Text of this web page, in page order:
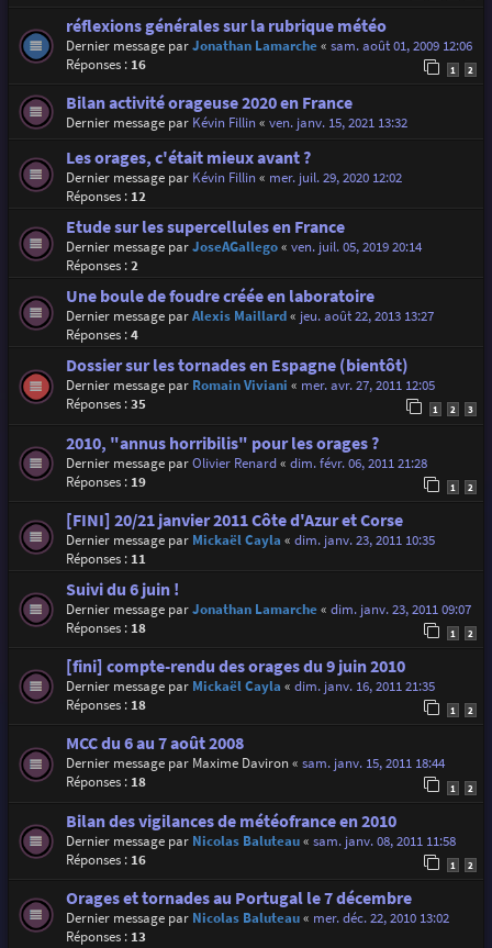
réflexions générales sur la rubrique météo
Dernier message parJonathan Lamarche« sam. août 01, 2009 12:06
Réponses : 16 1 2
Bilan activité orageuse 2020 en France
Dernier message par Kévin Fillin« ven. janv. 15, 2021 13:32
Les orages, c'était mieux avant ?
Dernier message par Kévin Fillin« mer. juil. 29, 2020 12:02
Réponses : 12
Etude sur les supercellules en France
Dernier message parJoseAGallego« ven. juil. 05, 2019 20:14
Réponses :2
Une boule de foudre créée en laboratoire
Dernier message parAlexis Maillard« jeu. août 22, 2013 13:27
Réponses :4
Dossier sur les tornades en Espagne (bientôt)
Dernier message par Romain Viviani « mer. avr. 27, 2011 12:05
Réponses :35 1 2 3
2010, "annus horribilis" pour les orages ?
Dernier message parOlivier Renard« dim. févr. 06, 2011 21:28
Réponses : 19 1 2
[FINI] 20/21 janvier 2011 Côte d'Azur et Corse
Dernier message par Mickaël Cayla « dim. janv. 23, 2011 10:35
Réponses : 11
Suivi du 6 juin !
Dernier message parJonathan Lamarche« dim. janv. 23, 2011 09:07
Réponses : 18 1 2
[fini] compte-rendu des orages du 9 juin 2010
Dernier message par Mickaël Cayla « dim. janv. 16, 2011 21:35
Réponses : 18 1 2
MCC du 6 au 7 août 2008
Dernier message par Maxime Daviron« sam. janv. 15, 2011 18:44
Réponses : 18 1 2
Bilan des vigilances de météofrance en 2010
Dernier message par Nicolas Baluteau« sam. janv. 08, 2011 11:58
Réponses : 16 1 2
Orages et tornades au Portugal le 7 décembre
Dernier message par Nicolas Baluteau« mer. déc. 22, 2010 13:02
Réponses : 13